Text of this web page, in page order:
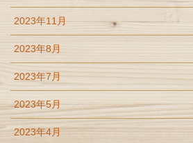
2023年11月
2023年8月
2023年7月
2023年5月
2023年4月